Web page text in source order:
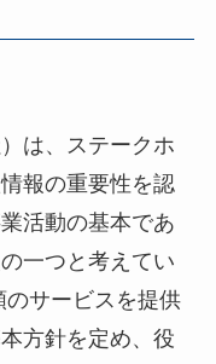
は、ステークホ
報の重要性を認
活動の基本であ
一つと考えてい
のサービスを提供
方針を定め、役